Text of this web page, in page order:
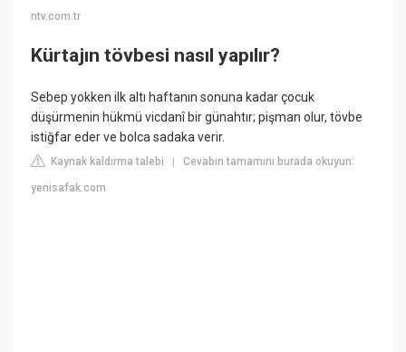
ntv.com.tr
Kürtajın tövbesi nasıl yapılır?
Sebep yokken ilk altı haftanın sonuna kadar çocuk
düşürmenin hükmü vicdanî bir günahtır; pişman olur, tövbe
istiğfar eder ve bolca sadaka verir.
Kaynak kaldırma talebi |Cevabın tamamını burada okuyun:
yenisafak.com